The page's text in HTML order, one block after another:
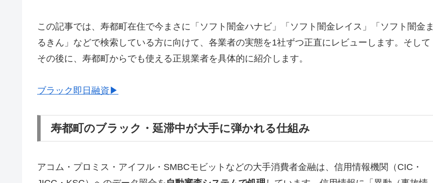
この記事では、寿都町在住で今まさに「ソフト闇金ハナビ」「ソフト闇金レイス」「ソフト闇金ま
るきん」などで検索している方に向けて、各業者の実態を1社ずつ正直にレビューします。そして
その後に、寿都町からでも使える正規業者を具体的に紹介します。
ブラック即日融資▶
寿都町のブラック・延滞中が大手に弾かれる仕組み
アコム・プロミス・アイフル・SMBCモビットなどの大手消費者金融は、信用情報機関（CIC・